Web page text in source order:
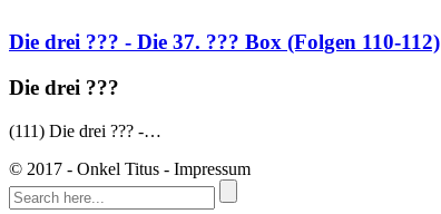
Die drei ??? - Die 37. ??? Box (Folgen 110-112)
Die drei ???
(111) Die drei ??? -…
© 2017 - Onkel Titus - Impressum